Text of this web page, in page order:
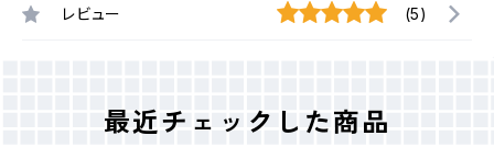
レビュー (5)
最近チェックした商品